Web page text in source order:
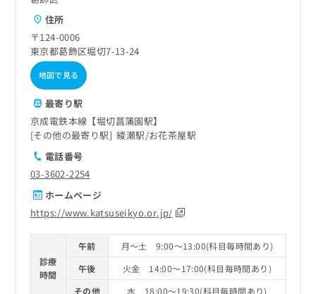
住所
〒124-0006
東京都葛飾区堀切7-13-24
地図で見る
最寄り駅
京成電鉄本線【堀切菖蒲園駅】
その他の最寄り駅
綾瀬駅 お花茶屋駅
電話番号
03-3602-2254
ホームページ
https://www.katsuseikyo.or.jp/
診療
時間
午前
月～土 9:00～13:00(科目毎時間あり)
午後
火金 14:00～17:00(科目毎時間あり)
その他
水 18:00～19:30(科目毎時間あり)